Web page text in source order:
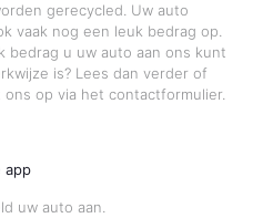
gerecycled. Uw auto
vaak nog een leuk bedrag op.
bedrag u uw auto aan ons kunt
is? Lees dan verder of
op via het contactformulier.
app
uw auto aan.